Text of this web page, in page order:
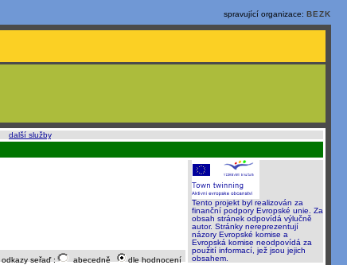
spravující organizace: BEZK
další služby.
odkazy seřaď : abecedně dle hodnocení
Tento projekt byl realizován za
finanční podpory Evropské unie. Za
obsah stránek odpovídá výlučně
autor. Stránky nereprezentují
názory Evropské komise a
Evropská komise neodpovídá za
použití informací, jež jsou jejich
obsahem.